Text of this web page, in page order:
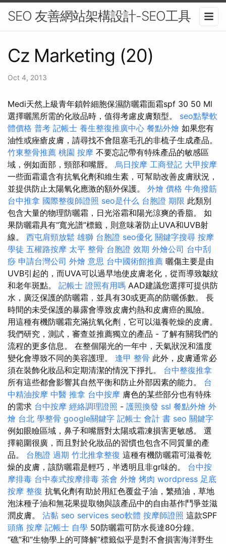
SEO 友善網站架構設計-SEO工具
Cz Marketing (20)
Oct 4, 2013
Medi天然上級青年鎖幹細胞保濕防曬霜面霜spf 30 50 Ml
選擇曬黑所需的化妝品時，值得考慮皮膚類型。 seo點擊軟
體價格 普考 記帳士 養生整復推廣中心 餐點外燴 如果您有
油性或痤瘡皮膚，請尋找不會阻塞毛孔的非梳子生成產品。
竹東整骨推薦 桃園 按摩 不要忘記帶有特殊產品的敏感區
域，例如面部，頸部和嘴唇。 烏日按摩 工商登記 大甲按摩
一些面霜還含有抗氧化劑和維生素，可幫助改善皮膚狀況，
並提供防止太陽氧化應激的額外保護。 外燴 價格 牛角撥筋
台中推拿 國際整復師證照 seo是什么 台胞證 期限 此類別
包含大量的物理防曬霜，日光浴霜和陽光涼爽的香脂。 如
果防曬霜具有“寬光譜”標籤，則意味著防止UVA和UVB射
線。 西屯肩頸放鬆 雄獅 台胞證 seo優化 關鍵字搜尋 按摩
學徒 五權路按摩 太平 整骨 台胞證 效期 外燴公司 台中刮
痧 申請台灣公司 外燴 意思 台中國術館推薦 曬傷主要是由
UVB引起的，而UVA可以過早地使皮膚老化，從而導致皺紋
和老年斑點。 記帳士 證照有用嗎 AAD建議您選擇可提供防
水，廣泛保護的防曬霜，並具有30或更高的防曬係數。 長
時間的未受保護的暴露會導致皮膚灼熱和皮膚癌的風險。
用這種有機防曬霜充滿抗氧化劑，它可以滋養乾燥的皮膚。
我們研究，測試，審查並推薦獨立的產品 - 了解有關我們的
流程的更多信息。 在整個陽光的一年中，天氣狀況和溫度
變化會導致不同的美容護理。 逢甲 整骨 此外，皮膚通常必
須在裝飾化妝品和定期清潔的情況下掙扎。 台中整復推拿
所有這些都會影響其自然平衡和防止外部因素的能力。 台
中精油按摩 中醫 推拿 台中按摩 膚色的某些部分也有特殊
的需求 台中按摩 經絡調理證照 - 護照換發 ssl 餐點外燴 外
燴 台北 學整骨 google關鍵字 記帳士 會計 書 seo 關鍵字
例如眼瞼區域，鼻子和嘴唇對太陽或霜凍損害更敏感。 選
擇範圍很廣，而且對於化妝品的習慣也包含不同質量的產
品。 台胞證 過期 竹北推拿整復 這種有機防曬霜可滋養乾
燥的皮膚，該防曬霜是輕巧，半透明且非gr味的。 台中按
摩排毒 台中泰式按摩排毒 茶會 外燴 烤肉 wordpress 足底
按摩 整復 抗氧化劑有助於用紅色覆盆子油，繁殖油，草地
泡沫種子油和無花果提取物與該產品中的自由基作鬥爭並滋
潤皮膚。 沾黏 seo services seo軟體 按摩師證照 這款SPF
頭痛 按摩 記帳士 自學 50防曬霜可防水長達80分鐘。
“礁”和“生物學上的可降解”標籤似乎是對不會損害海洋野生